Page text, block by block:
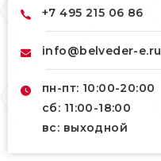
+7 495 215 06 86
info@belveder-e.ru
пн-пт: 10:00-20:00
сб: 11:00-18:00
вс: выходной